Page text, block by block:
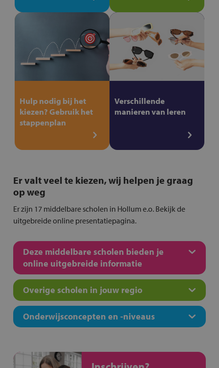
Hulp nodig bij het
kiezen? Gebruik het
stappenplan
Verschillende
manieren van leren
Er valt veel te kiezen, wij helpen je graag
op weg
Er zijn 17 middelbare scholen in Hollum e.o. Bekijk de
uitgebreide online presentatiepagina.
Deze middelbare scholen bieden je
online uitgebreide informatie
Overige scholen in jouw regio
Onderwijsconcepten en -niveaus